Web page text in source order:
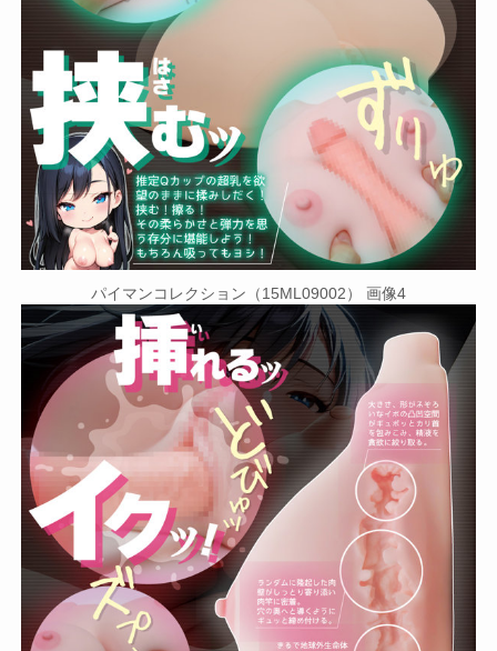
パイマンコレクション（15ML09002） 画像4